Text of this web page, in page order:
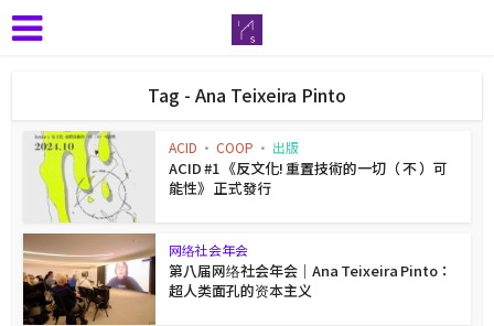
Tag - Ana Teixeira Pinto
ACID • COOP • 出版
ACID #1 《反⽂化! 重置技術的一切（ 不 ）可
能性》 正式發行
网络社会年会
第八届网络社会年会｜Ana Teixeira Pinto：
超人类面孔的资本主义